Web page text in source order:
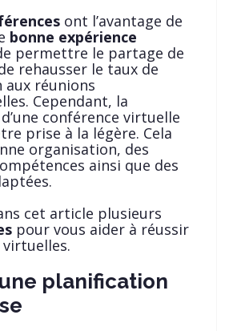
ont l’avantage de
bonne expérience
permettre le partage de
rehausser le taux de
réunions
Cependant, la
conférence virtuelle
prise à la légère. Cela
organisation, des
ainsi que des
cet article plusieurs
pour vous aider à réussir
planification